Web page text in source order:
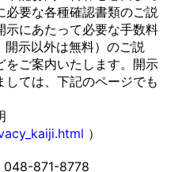
要な各種確認書類のご説
示にあたって必要な手数料
開示以外は無料）のご説
をご案内いたします。開示
ては、下記のページでも
）
871-8778